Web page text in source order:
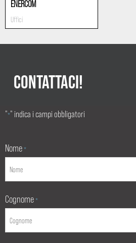
ENERCOM
Uffici
CONTATTACI!
"*" indica i campi obbligatori
Nome *
Cognome *